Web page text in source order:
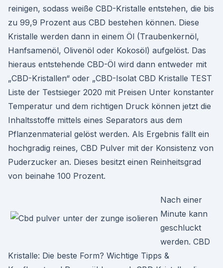
reinigen, sodass weiße CBD-Kristalle entstehen, die bis
zu 99,9 Prozent aus CBD bestehen können. Diese
Kristalle werden dann in einem Öl (Traubenkernöl,
Hanfsamenöl, Olivenöl oder Kokosöl) aufgelöst. Das
hieraus entstehende CBD-Öl wird dann entweder mit
„CBD-Kristallen“ oder „CBD-Isolat CBD Kristalle TEST
Liste der Testsieger 2020 mit Preisen Unter konstanter
Temperatur und dem richtigen Druck können jetzt die
Inhaltsstoffe mittels eines Separators aus dem
Pflanzenmaterial gelöst werden. Als Ergebnis fällt ein
hochgradig reines, CBD Pulver mit der Konsistenz von
Puderzucker an. Dieses besitzt einen Reinheitsgrad
von beinahe 100 Prozent.
Nach einer
Minute kann
geschluckt
werden. CBD
Kristalle: Die beste Form? Wichtige Tipps &